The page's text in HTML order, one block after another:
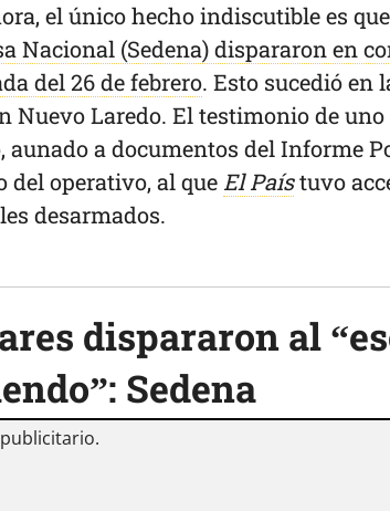
el único hecho indiscutible es
Nacional (Sedena) dispararon en
del 26 de febrero. Esto sucedió en
Nuevo Laredo. El testimonio de
aunado a documentos del Informe
del operativo, al que El Paístuvo
desarmados.
dispararon al
Sedena